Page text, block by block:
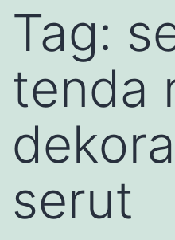
Tag:
tenda
serut